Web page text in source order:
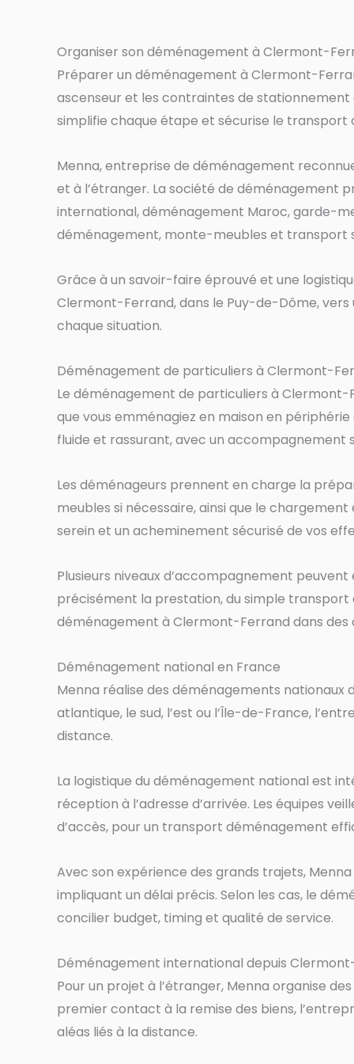
Organiser son déménagement à Clermont-
Préparer un déménagement à Clermont-
ascenseur et les contraintes de
simplifie chaque étape et sécurise le transport
Menna, entreprise de déménagement
et à l’étranger. La société de
international, déménagement Maroc, garde-
déménagement, monte-meubles et transport
Grâce à un savoir-faire éprouvé et une
Clermont-Ferrand, dans le Puy-de-Dôme,
chaque situation.
Déménagement de particuliers à Clermont-
Le déménagement de particuliers à
que vous emménagiez en maison en
fluide et rassurant, avec un accompagnement
Les déménageurs prennent en charge la
meubles si nécessaire, ainsi que le
serein et un acheminement sécurisé de vos
Plusieurs niveaux d’accompagnement
précisément la prestation, du simple
déménagement à Clermont-Ferrand dans des
Déménagement national en France
Menna réalise des déménagements nationaux
atlantique, le sud, l’est ou l’Île-de-France,
distance.
La logistique du déménagement national est
réception à l’adresse d’arrivée. Les équipes
d’accès, pour un transport déménagement
Avec son expérience des grands trajets,
impliquant un délai précis. Selon les cas, le
concilier budget, timing et qualité de service.
Déménagement international depuis
Pour un projet à l’étranger, Menna organise
premier contact à la remise des biens,
aléas liés à la distance.